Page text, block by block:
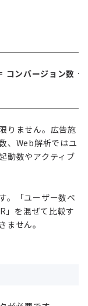
コンバージョン数 ÷
りません。広告施
、Web解析ではユ
動数やアクティブ
。「ユーザー数ベ
」を混ぜて比較す
せん。